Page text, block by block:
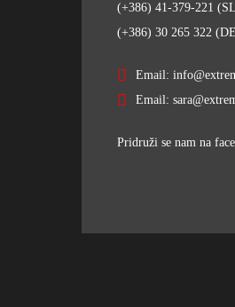
(+386) 41-379-221
(+386) 30 265 322
Email:
Email:
Pridruži se nam na